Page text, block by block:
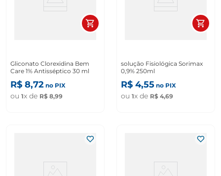
Gliconato Clorexidina Bem
Care 1% Antisséptico 30 ml
R$ 8,72 no PIX
ou 1x de R$ 8,99
solução Fisiológica Sorimax
0,9% 250ml
R$ 4,55 no PIX
ou 1x de R$ 4,69